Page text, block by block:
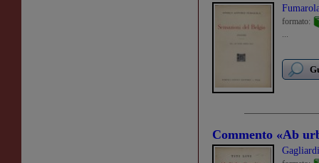
formato:
...
Commento «Ab